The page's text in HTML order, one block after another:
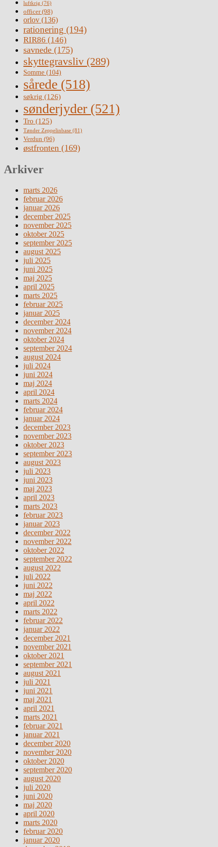
luftkrig (76)
officer(98)
orlov (136)
rationering (194)
RIR86 (146)
savnede (175)
skyttegravsliv (289)
Somme (104)
sårede (518)
søkrig (126)
sønderjyder (521)
Tro (125)
Tønder Zeppelinbase (81)
Verdun (96)
østfronten (169)
Arkiver
marts 2026
februar 2026
januar 2026
december 2025
november 2025
oktober 2025
september 2025
august 2025
juli 2025
juni 2025
maj 2025
april 2025
marts 2025
februar 2025
januar 2025
december 2024
november 2024
oktober 2024
september 2024
august 2024
juli 2024
juni 2024
maj 2024
april 2024
marts 2024
februar 2024
januar 2024
december 2023
november 2023
oktober 2023
september 2023
august 2023
juli 2023
juni 2023
maj 2023
april 2023
marts 2023
februar 2023
januar 2023
december 2022
november 2022
oktober 2022
september 2022
august 2022
juli 2022
juni 2022
maj 2022
april 2022
marts 2022
februar 2022
januar 2022
december 2021
november 2021
oktober 2021
september 2021
august 2021
juli 2021
juni 2021
maj 2021
april 2021
marts 2021
februar 2021
januar 2021
december 2020
november 2020
oktober 2020
september 2020
august 2020
juli 2020
juni 2020
maj 2020
april 2020
marts 2020
februar 2020
januar 2020